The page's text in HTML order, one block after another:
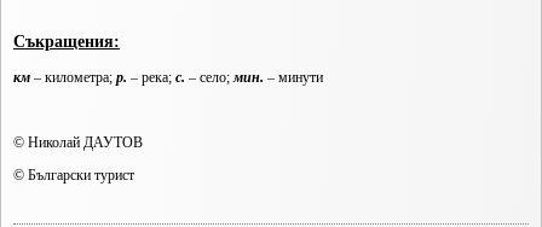
Съкращения:
км – километра; р. – река; с. – село;мин. – минути
© Николай ДАУТОВ
© Български турист